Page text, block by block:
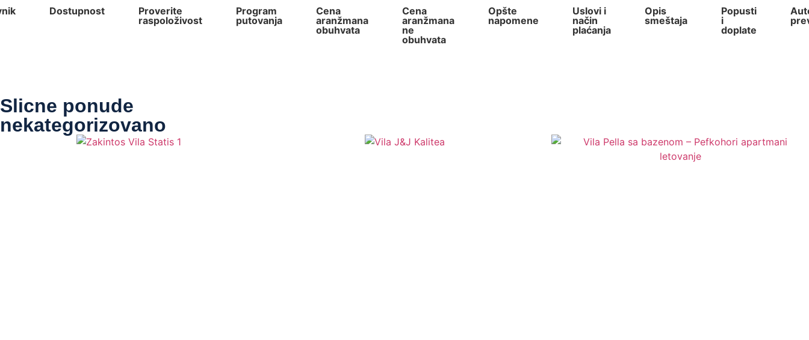
Dostupnost
Proverite
raspoloživost
Program
putovanja
Cena
aranžmana
obuhvata
Cena
aranžmana
ne
obuhvata
Opšte
napomene
Uslovi i
način
plaćanja
Opis
smeštaja
Popusti
i
doplate
Slicne ponude
nekategorizovano